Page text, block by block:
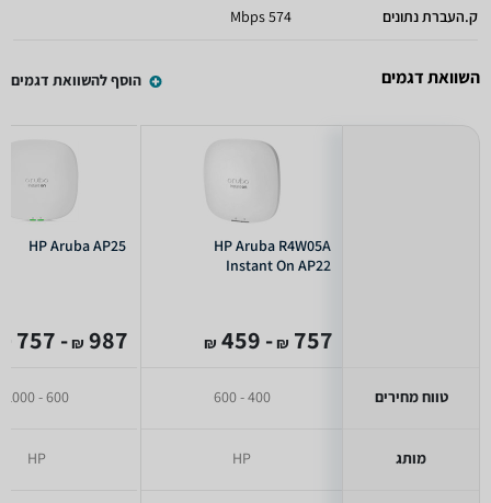
ק.העברת נתונים 574 Mbps
השוואת דגמים הוסף להשוואת דגמים
טווח מחירים
מותג
HP Aruba R4W05A
Instant On AP22
757
₪
- 459
₪
400 - 600
HP
HP Aruba AP25
987
₪
- 757
600 - 1000
HP